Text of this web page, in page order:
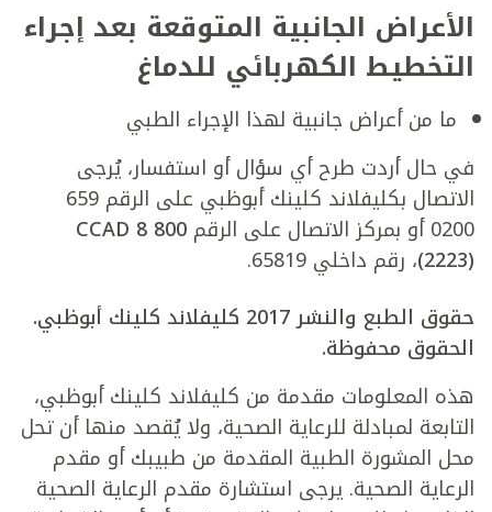
الأعراض الجانبية المتوقعة بعد إجراء
التخطيط الكهربائي للدماغ
ما من أعراض جانبية لهذا الإجراء الطبي
في حال أردت طرح أي سؤال أو استفسار، يُرجى
الاتصال بكليفلاند كلينك أبوظبي على الرقم 659
0200 أو بمركز الاتصال على الرقم
800 8 CCAD
(2223)، رقم داخلي 65819.
حقوق الطبع والنشر 2017 كليفلاند كلينك أبوظبي.
الحقوق محفوظة.
هذه المعلومات مقدمة من كليفلاند كلينك أبوظبي،
التابعة لمبادلة للرعاية الصحية، ولا يُقصد منها أن تحل
محل المشورة الطبية المقدمة من طبيبك أو مقدم
الرعاية الصحية. يرجى استشارة مقدم الرعاية الصحية